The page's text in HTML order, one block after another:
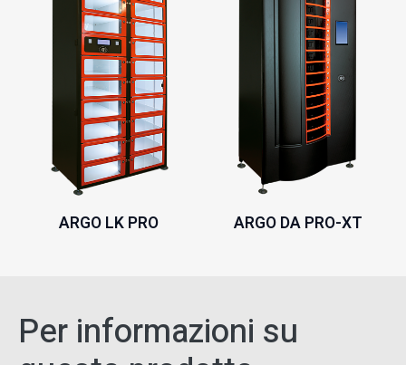
ARGO LK PRO ARGO DA PRO-XT
Per informazioni su